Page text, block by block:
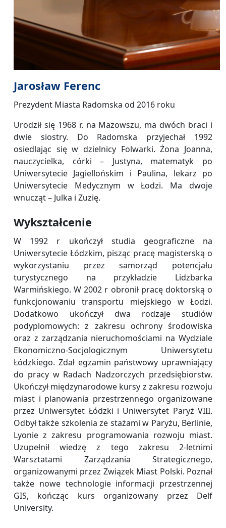
Jarosław Ferenc
Prezydent Miasta Radomska od 2016 roku
Urodził się 1968 r. na Mazowszu, ma dwóch braci i
dwie siostry. Do Radomska przyjechał 1992
osiedlając się w dzielnicy Folwarki. Żona Joanna,
nauczycielka, córki – Justyna, matematyk po
Uniwersytecie Jagiellońskim i Paulina, lekarz po
Uniwersytecie Medycznym w Łodzi. Ma dwoje
wnucząt – Julka i Zuzię.
Wykształcenie
W 1992 r ukończył studia geograficzne na
Uniwersytecie Łódzkim, pisząc pracę magisterską o
wykorzystaniu przez samorząd potencjału
turystycznego na przykładzie Lidzbarka
Warmińskiego. W 2002 r obronił pracę doktorską o
funkcjonowaniu transportu miejskiego w Łodzi.
Dodatkowo ukończył dwa rodzaje studiów
podyplomowych: z zakresu ochrony środowiska
oraz z zarządzania nieruchomościami na Wydziale
Ekonomiczno-Socjologicznym Uniwersytetu
Łódzkiego. Zdał egzamin państwowy uprawniający
do pracy w Radach Nadzorczych przedsiębiorstw.
Ukończył międzynarodowe kursy z zakresu rozwoju
miast i planowania przestrzennego organizowane
przez Uniwersytet Łódzki i Uniwersytet Paryż VIII.
Odbył także szkolenia ze stażami w Paryżu, Berlinie,
Lyonie z zakresu programowania rozwoju miast.
Uzupełnił wiedzę z tego zakresu 2-letnimi
Warsztatami Zarządzania Strategicznego,
organizowanymi przez Związek Miast Polski. Poznał
także nowe technologie informacji przestrzennej
GIS, kończąc kurs organizowany przez Delf
University.